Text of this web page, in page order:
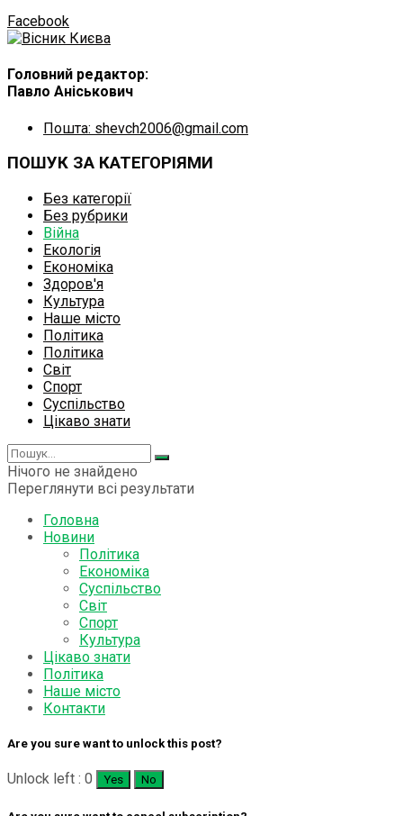
Facebook
Головний редактор:
Павло Аніськович
Пошта: shevch2006@gmail.com
ПОШУК ЗА КАТЕГОРІЯМИ
Без категорії
Без рубрики
Війна
Екологія
Економіка
Здоров'я
Культура
Наше місто
Політика
Політика
Світ
Спорт
Суспільство
Цікаво знати
Нічого не знайдено
Переглянути всі результати
Головна
Новини
Політика
Економіка
Суспільство
Світ
Спорт
Культура
Цікаво знати
Політика
Наше місто
Контакти
Are you sure want to unlock this post?
Unlock left : 0 Yes No